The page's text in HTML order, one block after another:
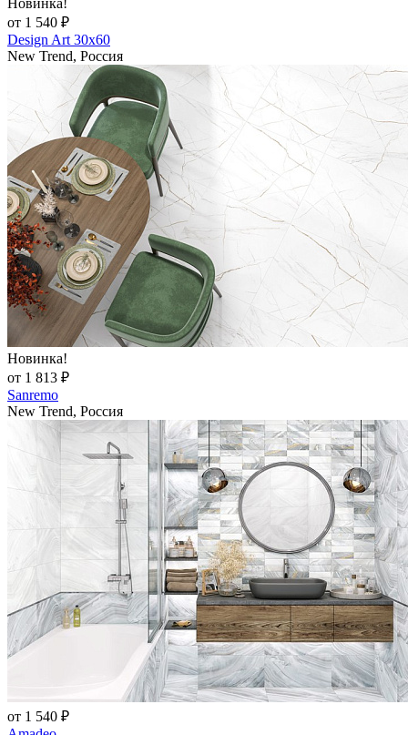
от 1 540 ₽
Design Art 30x60
New Trend, Россия
Новинка!
от 1 813 ₽
Sanremo
New Trend, Россия
от 1 540 ₽